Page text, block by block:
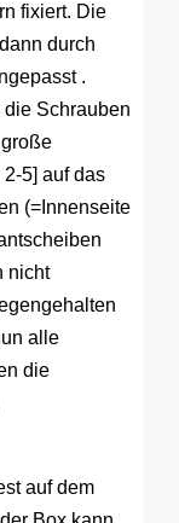
fixiert. Die
durch
.
Schrauben
5] auf das
(=Innenseite
nicht
alle
die
auf dem